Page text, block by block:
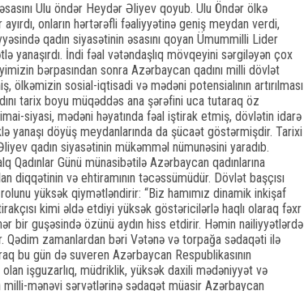
Ulu öndər Heydər Əliyev qoyub. Ulu Öndər ölkə
ayırdı, onların hərtərəfli fəaliyyətinə geniş meydan verdi,
qadın siyasətinin əsasını qoyan Ümummilli Lider
yanaşırdı. İndi fəal vətəndaşlıq mövqeyini sərgiləyən çox
bərpasından sonra Azərbaycan qadını milli dövlət
ölkəmizin sosial-iqtisadi və mədəni potensialının artırılması
tarix boyu müqəddəs ana şərəfini uca tutaraq öz
siyasi, mədəni həyatında fəal iştirak etmiş, dövlətin idarə
yanaşı döyüş meydanlarında da şücaət göstərmişdir. Tarixi
qadın siyasətinin mükəmməl nümunəsini yaradıb.
Günü münasibətilə Azərbaycan qadınlarına
diqqətinin və ehtiramının təcəssümüdür. Dövlət başçısı
rolunu yüksək qiymətləndirir: “Biz hamımız dinamik inkişaf
kimi əldə etdiyi yüksək göstəricilərlə haqlı olaraq fəxr
bir guşəsində özünü aydın hiss etdirir. Həmin nailiyyətlərdə
Qədim zamanlardan bəri Vətənə və torpağa sədaqəti ilə
bu gün də suveren Azərbaycan Respublikasının
işguzarlıq, müdriklik, yüksək daxili mədəniyyət və
milli-mənəvi sərvətlərinə sədaqət müasir Azərbaycan